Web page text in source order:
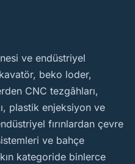
ve endüstriyel
beko loder,
CNC tezgâhları,
plastik enjeksiyon ve
fırınlardan çevre
ve bahçe
kategoride binlerce